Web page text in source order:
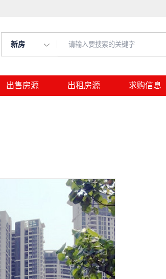
新房
出售房源 出租房源 求购信息